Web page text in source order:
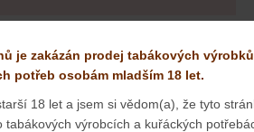
je zakázán prodej tabákových
potřeb osobám mladším 18 let.
18 let a jsem si vědom(a), že tyto
tabákových výrobcích a kuřáckých